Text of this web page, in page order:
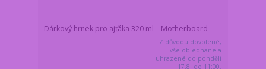
Dárkový hrnek pro ajťáka 320 ml – Motherboard
Z důvodu dovolené,
vše objednané a
uhrazené do pondělí
17.8. do 11:00,